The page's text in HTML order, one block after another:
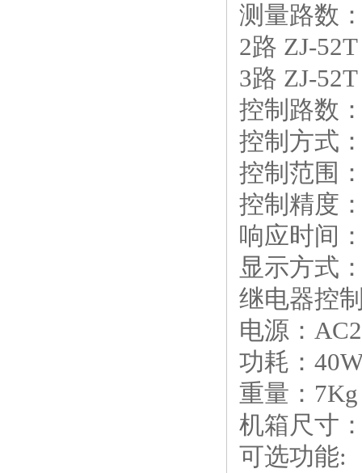
测量路数
2路 ZJ-
3路 ZJ-
控制路数
控制方式
控制范围
控制精度
响应时间
显示方式
继电器控
电源：
功耗：
重量： 7Kg
机箱尺寸
可选功能: